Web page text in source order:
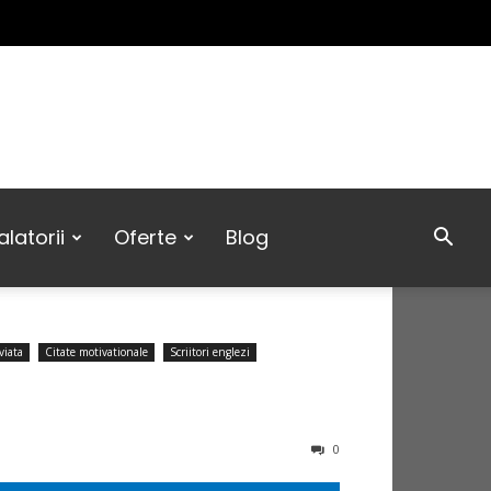
Oferte Blog
Citate motivationale Scriitori englezi
0